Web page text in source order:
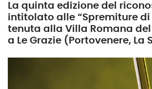
La quinta edizione del
intitolato alle “Spremiture di
tenuta alla Villa Romana
a Le Grazie (Portovenere, La